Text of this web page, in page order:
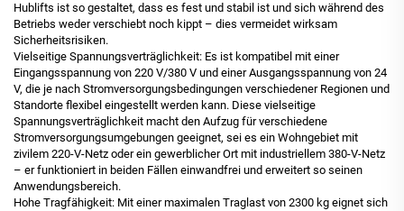
Hublifts ist so gestaltet, dass es fest und stabil ist und sich während des
Betriebs weder verschiebt noch kippt – dies vermeidet wirksam
Sicherheitsrisiken.
Vielseitige Spannungsverträglichkeit: Es ist kompatibel mit einer
Eingangsspannung von 220 V/380 V und einer Ausgangsspannung von 24
V, die je nach Stromversorgungsbedingungen verschiedener Regionen und
Standorte flexibel eingestellt werden kann. Diese vielseitige
Spannungsverträglichkeit macht den Aufzug für verschiedene
Stromversorgungsumgebungen geeignet, sei es ein Wohngebiet mit
zivilem 220-V-Netz oder ein gewerblicher Ort mit industriellem 380-V-Netz
– er funktioniert in beiden Fällen einwandfrei und erweitert so seinen
Anwendungsbereich.
Hohe Tragfähigkeit: Mit einer maximalen Traglast von 2300 kg eignet sich